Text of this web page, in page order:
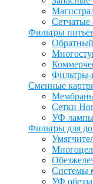
Фильтры
Сменные
Сетки
УФ
Фильтры для
Системы
УФ